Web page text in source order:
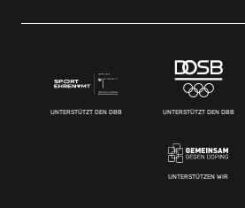
UNTERSTÜTZT DEN DBB UNTERSTÜTZT DEN DBB
UNTERSTÜTZEN WIR